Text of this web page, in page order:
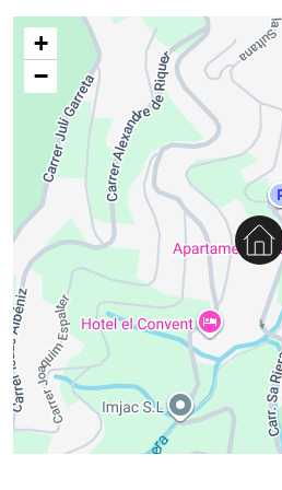
natuurlijke ventilatie om tijdens
aangename temperatuur te
Tuin en zwembad
De echte essentie van het pand
wilde mediterrane tuin omringt
uitzicht op het bos en een zeer
Volgroeide bomen en natuurlijke
een gevoel van rust en privacy,
van het dagelijkse tempo.
+
−